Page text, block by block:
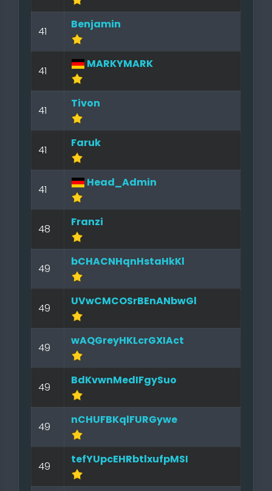
41
Benjamin
41
MARKYMARK
41
Tivon
41
Faruk
41
Head_Admin
48
Franzi
49
bCHACNHqnHstaHkKl
49
UVwCMCOSrBEnANbwGl
49
wAQGreyHKLcrGXIAct
49
BdKvwnMedIFgySuo
49
nCHUFBKqlFURGywe
49
tefYUpcEHRbtlxufpMSI